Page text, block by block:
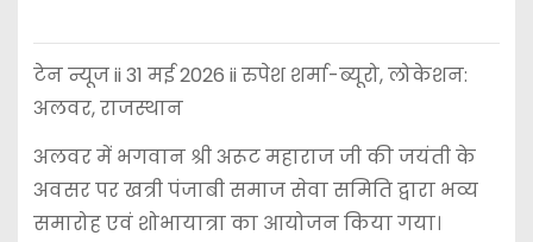
टेन न्यूज ii 31 मई 2026 ii रुपेश शर्मा-ब्यूरो, लोकेशन:
अलवर, राजस्थान
अलवर में भगवान श्री अरूट महाराज जी की जयंती के
अवसर पर खत्री पंजाबी समाज सेवा समिति द्वारा भव्य
समारोह एवं शोभायात्रा का आयोजन किया गया।